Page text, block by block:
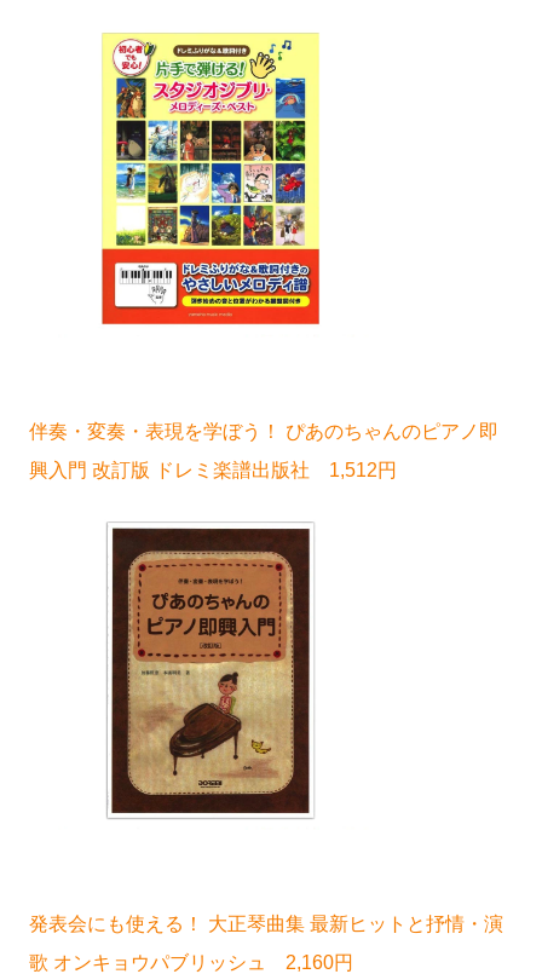
伴奏・変奏・表現を学ぼう！ ぴあのちゃんのピアノ即
興入門 改訂版 ドレミ楽譜出版社 1,512円
発表会にも使える！ 大正琴曲集 最新ヒットと抒情・演
歌 オンキョウパブリッシュ 2,160円